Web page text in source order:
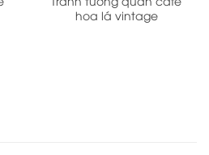
hoa lá vintage